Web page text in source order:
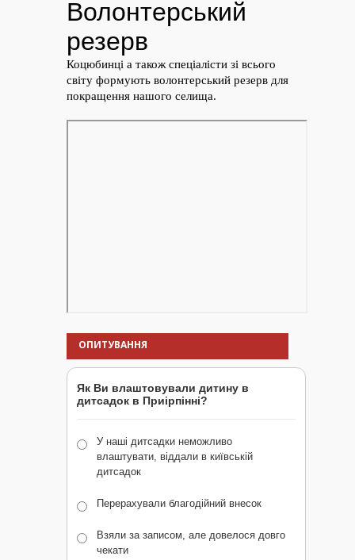
ОПИТУВАННЯ
Як Ви влаштовували дитину в
дитсадок в Приірпінні?
У наші дитсадки неможливо
влаштувати, віддали в київській
дитсадок
Перерахували благодійний внесок
Взяли за записом, але довелося довго
чекати